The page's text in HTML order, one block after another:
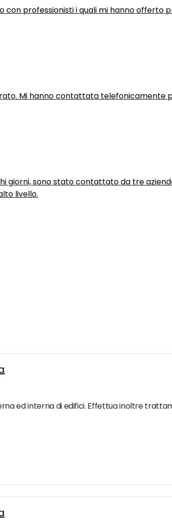
professionisti i quali mi hanno offerto
Mi hanno contattata telefonicamente
giorni, sono stato contattato da tre
livello.
ed interna di edifici. Effettua inoltre